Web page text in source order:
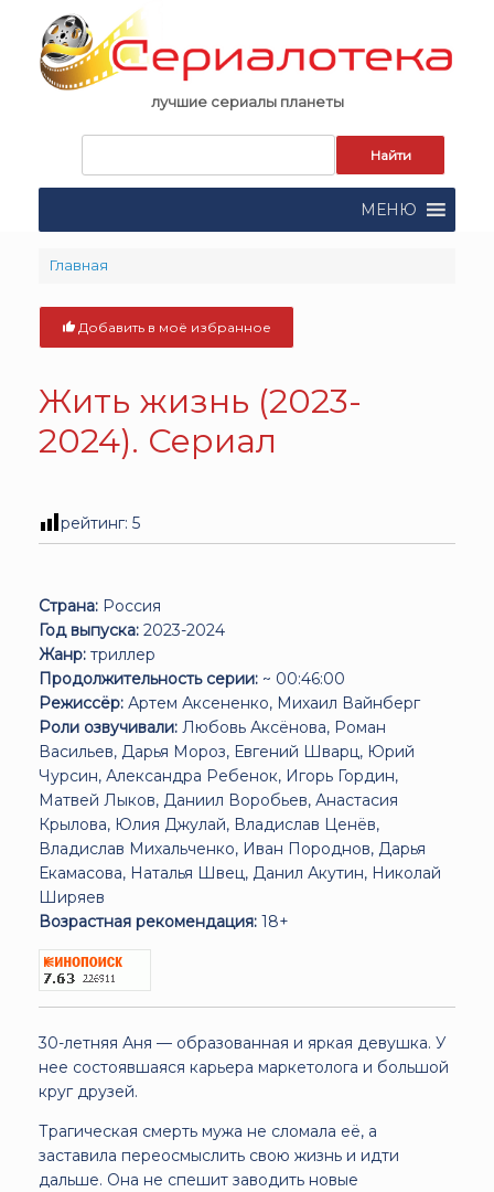
content
лучшие сериалы планеты
поиска:
МЕНЮ
Главная
Добавить в моё избранное
Жить жизнь (2023-
2024). Сериал
рейтинг: 5
Страна: Россия
Год выпуска: 2023-2024
Жанр: триллер
Продолжительность серии: ~ 00:46:00
Режиссёр: Артем Аксененко, Михаил Вайнберг
Роли озвучивали: Любовь Аксёнова, Роман
Васильев, Дарья Мороз, Евгений Шварц, Юрий
Чурсин, Александра Ребенок, Игорь Гордин,
Матвей Лыков, Даниил Воробьев, Анастасия
Крылова, Юлия Джулай, Владислав Ценёв,
Владислав Михальченко, Иван Породнов, Дарья
Екамасова, Наталья Швец, Данил Акутин, Николай
Ширяев
Возрастная рекомендация: 18+
30-летняя Аня — образованная и яркая девушка. У
нее состоявшаяся карьера маркетолога и большой
круг друзей.
Трагическая смерть мужа не сломала её, а
заставила переосмыслить свою жизнь и идти
дальше. Она не спешит заводить новые